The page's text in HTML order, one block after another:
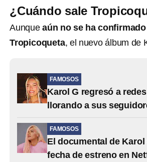
¿Cuándo sale
Aunqueaún no se ha confirmado
Tropicoqueta, el nuevo álbum de
FAMOSOS
Karol G regresó a
llorando a sus
FAMOSOS
El documental de
fecha de estreno en